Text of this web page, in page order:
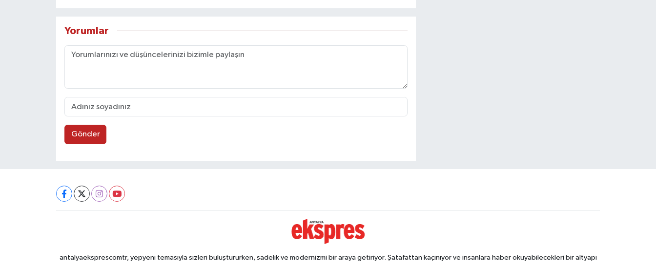
Yorumlar
Gönder
antalyaeksprescomtr, yepyeni temasıyla sizleri buluştururken, sadelik ve modernizmi bir araya getiriyor. Şatafattan kaçınıyor ve insanlara haber okuyabilecekleri bir altyapı